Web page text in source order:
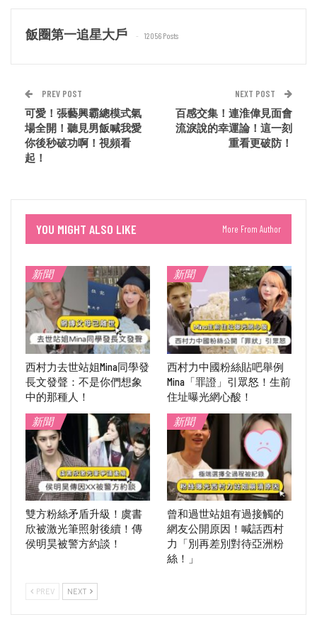
飯圈第一追星大戶 12056 Posts
PREV POST
可愛！張藝興霸總模式氣
場全開！聽見男飯喊我愛
你後秒破功啊！視頻看
起！
NEXT POST
百感交集！連淮偉見面會
流淚說的幸運論！這一刻
重看更破防！
YOU MIGHT ALSO LIKE More From Author
新聞
西村力去世站姐Mina同學發
長文發聲：不是你們想象
中的那種人！
新聞
西村力中國粉絲貼吧舉例
Mina「罪證」引眾怒！生前
住址曝光網心酸！
新聞
雙方粉絲矛盾升級！虞書
欣被激光筆照射後續！傳
侯明昊被警方約談！
新聞
曾和過世站姐有過接觸的
網友公開原因！喊話西村
力「別再差別對待亞洲粉
絲！」
PREV NEXT